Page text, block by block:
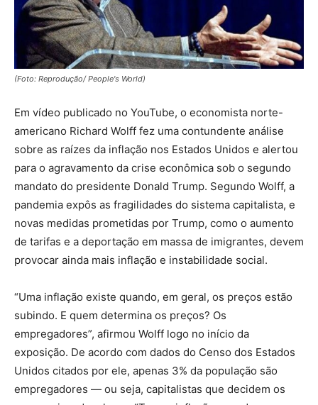
(Foto: Reprodução/ People's World)
Em vídeo publicado no YouTube, o economista norte-
americano Richard Wolff fez uma contundente análise
sobre as raízes da inflação nos Estados Unidos e alertou
para o agravamento da crise econômica sob o segundo
mandato do presidente Donald Trump. Segundo Wolff, a
pandemia expôs as fragilidades do sistema capitalista, e
novas medidas prometidas por Trump, como o aumento
de tarifas e a deportação em massa de imigrantes, devem
provocar ainda mais inflação e instabilidade social.
“Uma inflação existe quando, em geral, os preços estão
subindo. E quem determina os preços? Os
empregadores”, afirmou Wolff logo no início da
exposição. De acordo com dados do Censo dos Estados
Unidos citados por ele, apenas 3% da população são
empregadores — ou seja, capitalistas que decidem os